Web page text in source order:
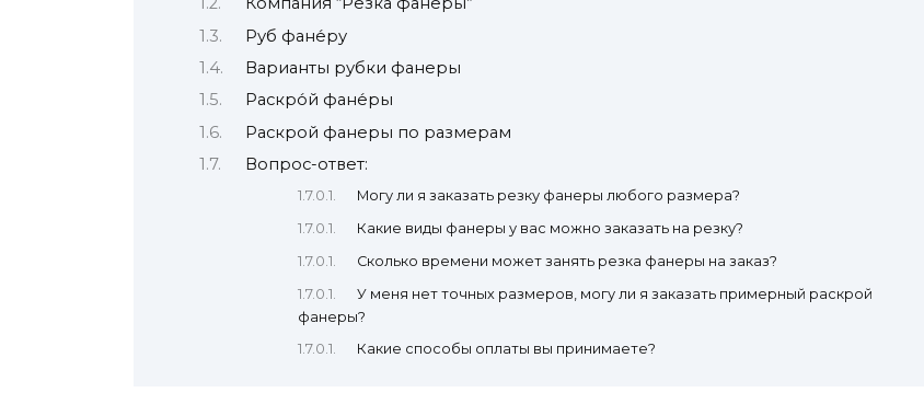
Руб фане́ру
Варианты рубки фанеры
Раскро́й фане́ры
Раскрой фанеры по размерам
Вопрос-ответ:
Могу ли я заказать резку фанеры любого размера?
Какие виды фанеры у вас можно заказать на резку?
Сколько времени может занять резка фанеры на заказ?
У меня нет точных размеров, могу ли я заказать примерный раскрой
фанеры?
Какие способы оплаты вы принимаете?